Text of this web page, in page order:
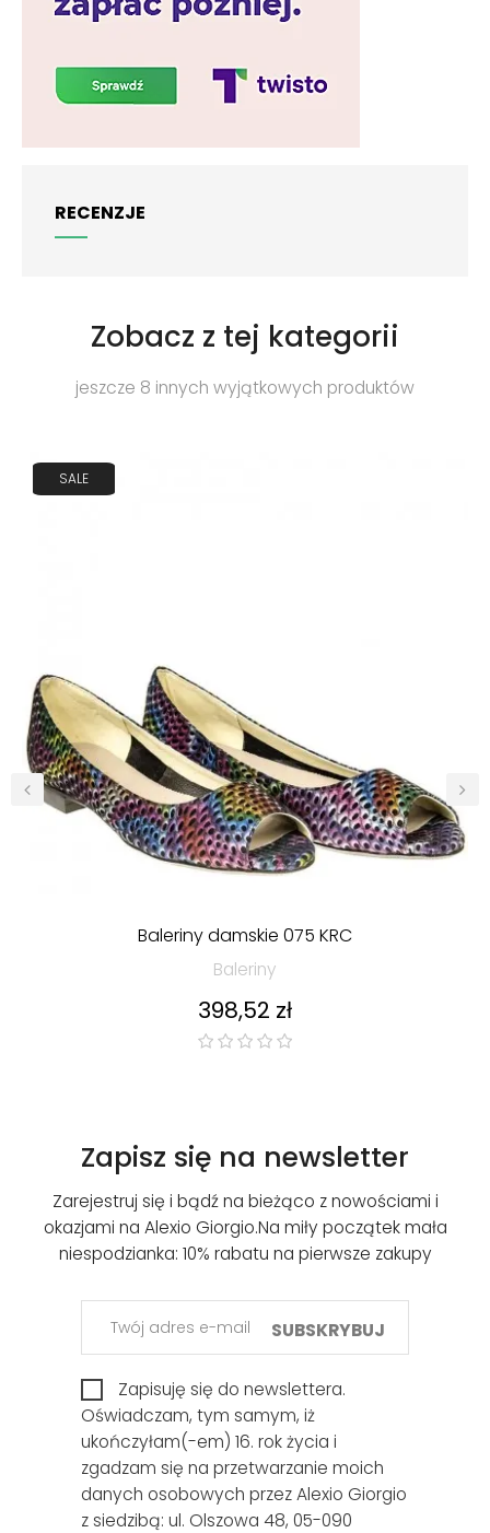
RECENZJE
Zobacz z tej kategorii
jeszcze 8 innych wyjątkowych produktów
SALE
Baleriny damskie 075 KRC
Baleriny
Cena
398,52 zł
Zapisz się na newsletter
Zarejestruj się i bądź na bieżąco z nowościami i
okazjami na Alexio Giorgio.Na miły początek mała
niespodzianka: 10% rabatu na pierwsze zakupy
SUBSKRYBUJ
Zapisuję się do newslettera.
Oświadczam, tym samym, iż
ukończyłam(-em) 16. rok życia i
zgadzam się na przetwarzanie moich
danych osobowych przez Alexio Giorgio
z siedzibą: ul. Olszowa 48, 05-090